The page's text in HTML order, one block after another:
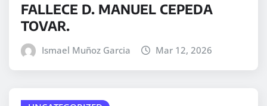
FALLECE D. MANUEL CEPEDA
TOVAR.
Ismael Muñoz Garcia Mar 12, 2026